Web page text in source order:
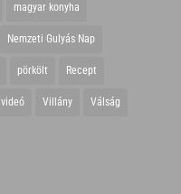
magyar konyha
Nemzeti Gulyás Nap
pörkölt Recept
videó Villány Válság